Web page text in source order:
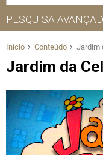
PESQUISA
Início Conteúdo Jardim
Jardim da